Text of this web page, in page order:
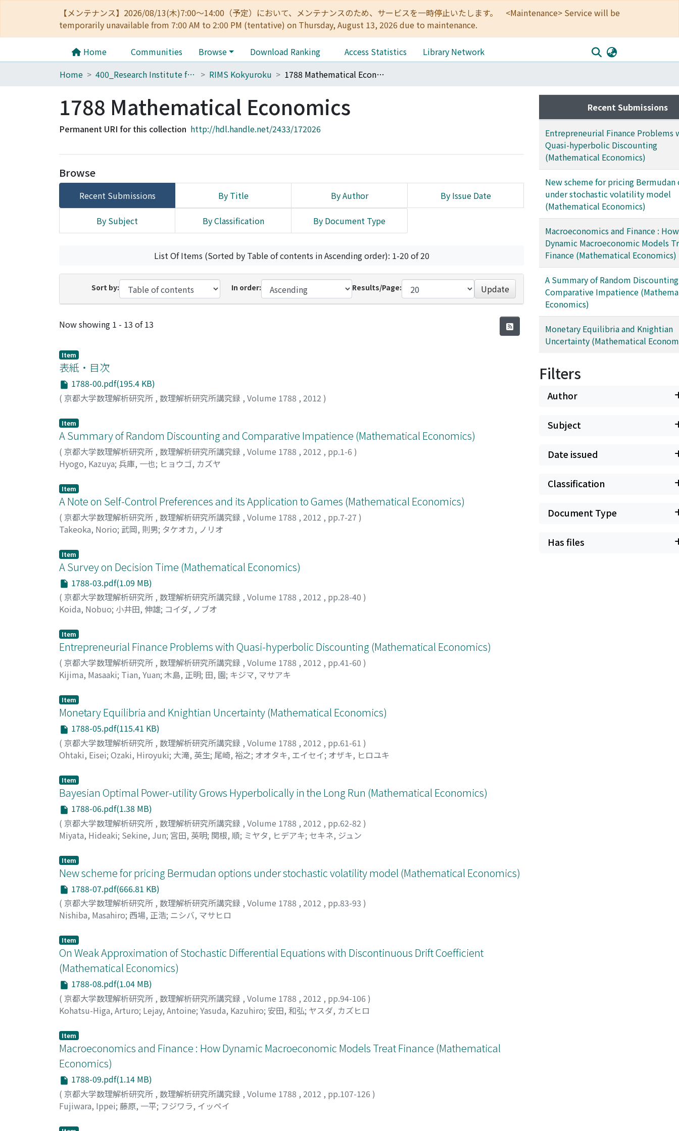
【メンテナンス】2026/08/13(木)7:00～14:00（予定）において、メンテナンスのため、サービスを一時停止いたします。 <Maintenance> Service will be
temporarily unavailable from 7:00 AM to 2:00 PM (tentative) on Thursday, August 13, 2026 due to maintenance.
Home Communities Browse Download Ranking Access Statistics
Library Network
Home
400_Research Institute for Mathematical Sciences RIMS Kokyuroku 1788 Mathematical Economics
1788 Mathematical Economics
Permanent URI for this collection http://hdl.handle.net/2433/172026
Browse
Recent Submissions By Title By Author By Issue Date
By Subject By Classification By Document Type
List Of Items (Sorted by Table of contents in Ascending order): 1-20 of 20
Sort by: In order: Results/Page: Update
Recent Submissions
Now showing 1 - 13 of 13
Item
表紙・目次
1788-00.pdf(195.4 KB)
( 京都大学数理解析研究所 , 数理解析研究所講究録 , Volume 1788 , 2012 )
Item
A Summary of Random Discounting and Comparative Impatience (Mathematical Economics)
( 京都大学数理解析研究所 , 数理解析研究所講究録 , Volume 1788 , 2012 , pp.1-6 )
Hyogo, Kazuya; 兵庫, 一也; ヒョウゴ, カズヤ
Item
A Note on Self-Control Preferences and its Application to Games (Mathematical Economics)
( 京都大学数理解析研究所 , 数理解析研究所講究録 , Volume 1788 , 2012 , pp.7-27 )
Takeoka, Norio; 武岡, 則男; タケオカ, ノリオ
Item
A Survey on Decision Time (Mathematical Economics)
1788-03.pdf(1.09 MB)
( 京都大学数理解析研究所 , 数理解析研究所講究録 , Volume 1788 , 2012 , pp.28-40 )
Koida, Nobuo; 小井田, 伸雄; コイダ, ノブオ
Item
Entrepreneurial Finance Problems with Quasi-hyperbolic Discounting (Mathematical Economics)
( 京都大学数理解析研究所 , 数理解析研究所講究録 , Volume 1788 , 2012 , pp.41-60 )
Kijima, Masaaki; Tian, Yuan; 木島, 正明; 田, 園; キジマ, マサアキ
Item
Monetary Equilibria and Knightian Uncertainty (Mathematical Economics)
1788-05.pdf(115.41 KB)
( 京都大学数理解析研究所 , 数理解析研究所講究録 , Volume 1788 , 2012 , pp.61-61 )
Ohtaki, Eisei; Ozaki, Hiroyuki; 大滝, 英生; 尾崎, 裕之; オオタキ, エイセイ; オザキ, ヒロユキ
Item
Bayesian Optimal Power-utility Grows Hyperbolically in the Long Run (Mathematical Economics)
1788-06.pdf(1.38 MB)
( 京都大学数理解析研究所 , 数理解析研究所講究録 , Volume 1788 , 2012 , pp.62-82 )
Miyata, Hideaki; Sekine, Jun; 宮田, 英明; 関根, 順; ミヤタ, ヒデアキ; セキネ, ジュン
Item
New scheme for pricing Bermudan options under stochastic volatility model (Mathematical Economics)
1788-07.pdf(666.81 KB)
( 京都大学数理解析研究所 , 数理解析研究所講究録 , Volume 1788 , 2012 , pp.83-93 )
Nishiba, Masahiro; 西場, 正浩; ニシバ, マサヒロ
Item
On Weak Approximation of Stochastic Differential Equations with Discontinuous Drift Coefficient
(Mathematical Economics)
1788-08.pdf(1.04 MB)
( 京都大学数理解析研究所 , 数理解析研究所講究録 , Volume 1788 , 2012 , pp.94-106 )
Kohatsu-Higa, Arturo; Lejay, Antoine; Yasuda, Kazuhiro; 安田, 和弘; ヤスダ, カズヒロ
Item
Macroeconomics and Finance : How Dynamic Macroeconomic Models Treat Finance (Mathematical
Economics)
1788-09.pdf(1.14 MB)
( 京都大学数理解析研究所 , 数理解析研究所講究録 , Volume 1788 , 2012 , pp.107-126 )
Fujiwara, Ippei; 藤原, 一平; フジワラ, イッペイ
Recent Submissions
Entrepreneurial Finance Problems
Quasi-hyperbolic Discounting
(Mathematical Economics)
New scheme for pricing
under stochastic volatility model
(Mathematical Economics)
Macroeconomics and Finance : How
Dynamic Macroeconomic Models
Finance (Mathematical Economics)
A Summary of Random
Comparative Impatience
Economics)
Monetary Equilibria and Knightian
Uncertainty (Mathematical
Filters
Author
Subject
Date issued
Classification
Document Type
Has files